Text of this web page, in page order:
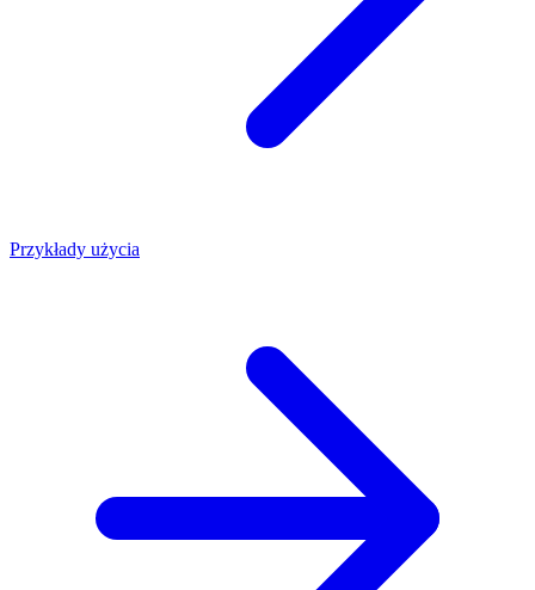
Przykłady użycia